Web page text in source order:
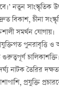
নতুন সাংস্কৃতিক
বিকাশ, চীনা
সমর্থন যোগায়।
পুনরাবৃত্তি
নাটক তৈরির
প্রযুক্তি